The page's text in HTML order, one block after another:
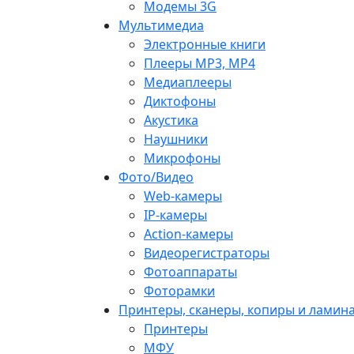
Модемы 3G
Мультимедиа
Электронные книги
Плееры MP3, MP4
Медиаплееры
Диктофоны
Акустика
Наушники
Микрофоны
Фото/Видео
Web-камеры
IP-камеры
Action-камеры
Видеорегистраторы
Фотоаппараты
Фоторамки
Принтеры, сканеры, копиры и
Принтеры
МФУ